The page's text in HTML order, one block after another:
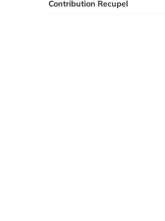
Contribution Recupel